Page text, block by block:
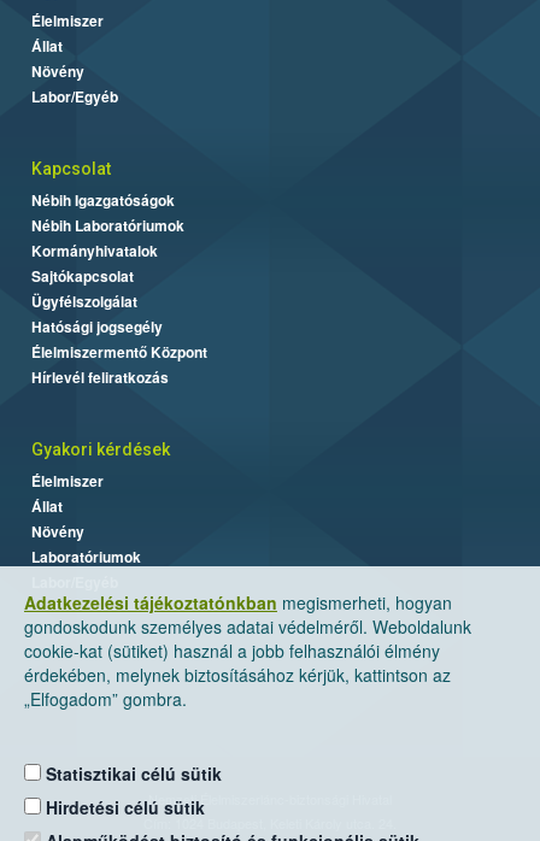
Adatkezelési tájékoztatónkban megismerheti, hogyan
gondoskodunk személyes adatai védelméről. Weboldalunk
cookie-kat (sütiket) használ a jobb felhasználói élmény
érdekében, melynek biztosításához kérjük, kattintson az
„Elfogadom” gombra.
Statisztikai célú sütik
Hirdetési célú sütik
Élelmiszer
Állat
Növény
Labor/Egyéb
Kapcsolat
Nébih Igazgatóságok
Nébih Laboratóriumok
Kormányhivatalok
Sajtókapcsolat
Ügyfélszolgálat
Hatósági jogsegély
Élelmiszermentő Központ
Hírlevél feliratkozás
Gyakori kérdések
Élelmiszer
Állat
Növény
Laboratóriumok
Nemzeti Élelmiszerlánc-biztonsági Hivatal